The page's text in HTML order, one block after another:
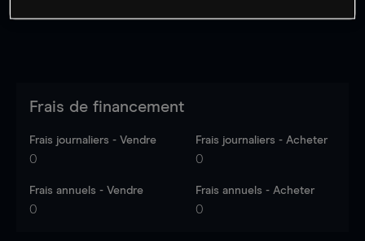
Frais de financement
Frais journaliers - Vendre
0
Frais journaliers - Acheter
0
Frais annuels - Vendre
0
Frais annuels - Acheter
0